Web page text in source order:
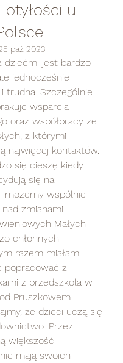
otyłości u
paź 2023
jednocześnie
trudna. Szczególnie
wsparcia
oraz współpracy ze
z którymi
najwięcej kontaktów.
się cieszę kiedy
się na
możemy wspólnie
zmianami
Małych
chłonnych
razem miałam
popracować z
z przedszkola w
Pruszkowem.
Przez
większość
mają swoich